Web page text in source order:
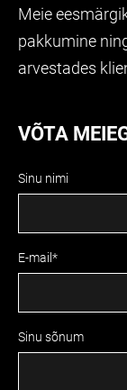
Meie
pakkumine
arvestades
VÕTA
Sinu nimi
E-mail
Sinu sõnum